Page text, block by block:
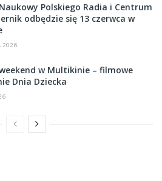
Polskiego Radia i Centrum
odbędzie się 13 czerwca w
2026
w Multikinie – filmowe
Dnia Dziecka